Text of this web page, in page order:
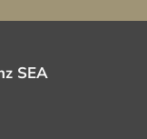
SEA